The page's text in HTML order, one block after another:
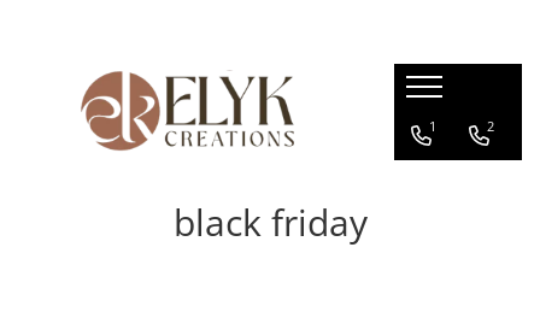
Pentru BARBATI
Portofele barbati
Pentru FEMEI
Genti femei
1 2
black friday